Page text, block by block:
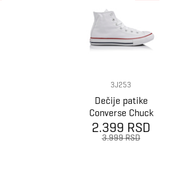
3J253
Dečije patike
Converse Chuck
Taylor as core
2.399 RSD
3.999 RSD